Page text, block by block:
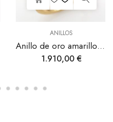
ANILLOS
Anillo de oro amarillo con amatista y diamantes.
1.910,00€